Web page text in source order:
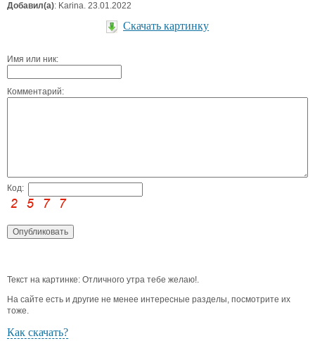
Добавил(а): Karina. 23.01.2022
Скачать картинку
Имя или ник:
Комментарий:
Код:
Текст на картинке: Отличного утра тебе желаю!.
На сайте есть и другие не менее интересные разделы, посмотрите их
тоже.
Как скачать?